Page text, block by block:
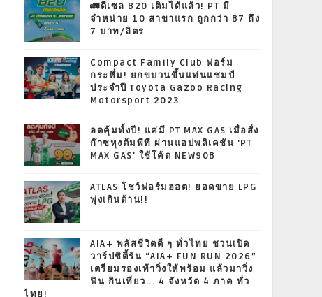
🚛ดีเซล B20 เติมได้แล้ว! PT มี
จำหน่าย 10 สาขาแรก ถูกกว่า B7 ถึง
7 บาท/ลิตร
Compact Family Club ฟอร์ม
กระหึ่ม! ยกขบวนขึ้นแท่นแชมป์
ประจำปี Toyota Gazoo Racing
Motorsport 2023
ลดคุ้มทั้งปี! แค่มี PT MAX GAS เมื่อสั่ง
ก๊าซหุงต้มพีที ผ่านแอปพลิเคชัน 'PT
MAX GAS' ใช้โค้ด NEW90B
ATLAS โชว์ฟอร์มฮอต! ยอดขาย LPG
พุ่งเกินต้าน!!
AIA+ พลัสชีวิตดี ๆ ทั่วไทย ชวนเปิด
วาร์ปซิตี้รัน “AIA+ FUN RUN 2026”
เตรียมรองเท้าวิ่งให้พร้อม แล้วมาวิ่ง
ฟิน กินเที่ยว... 4 จังหวัด 4 ภาค ทั่ว
ไทย!